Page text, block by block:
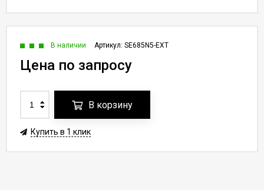
Артикул: SE685N5-EXT
В наличии
Цена по запросу
В корзину
Купить в 1 клик